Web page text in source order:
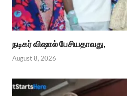
நடிகர் விஷால் பேசியதாவது,
August 8, 2026